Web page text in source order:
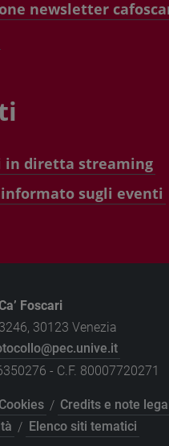
newsletter
in diretta streaming
informato sugli eventi
Foscari
30123 Venezia
- C.F. 80007720271
Cookies / Credits e note
/ Elenco siti tematici